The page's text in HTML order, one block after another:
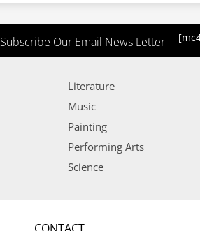
Subscribe Our Email News Letter
Literature
Music
Painting
Performing Arts
Science